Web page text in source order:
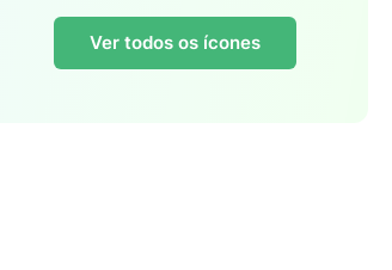
Ver todos os ícones